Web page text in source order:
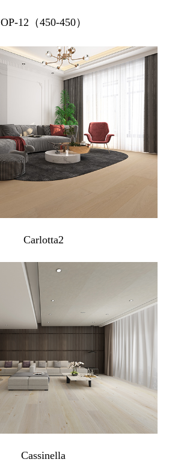
OP-12（450-450）
Carlotta2
Cassinella